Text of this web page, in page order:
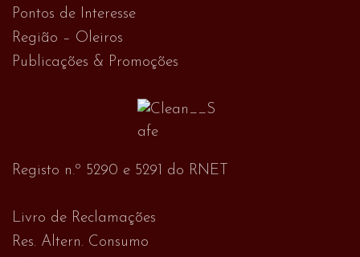
Pontos de Interesse
Região – Oleiros
Publicações & Promoções
Registo n.º 5290 e 5291 do RNET
Livro de Reclamações
Res. Altern. Consumo